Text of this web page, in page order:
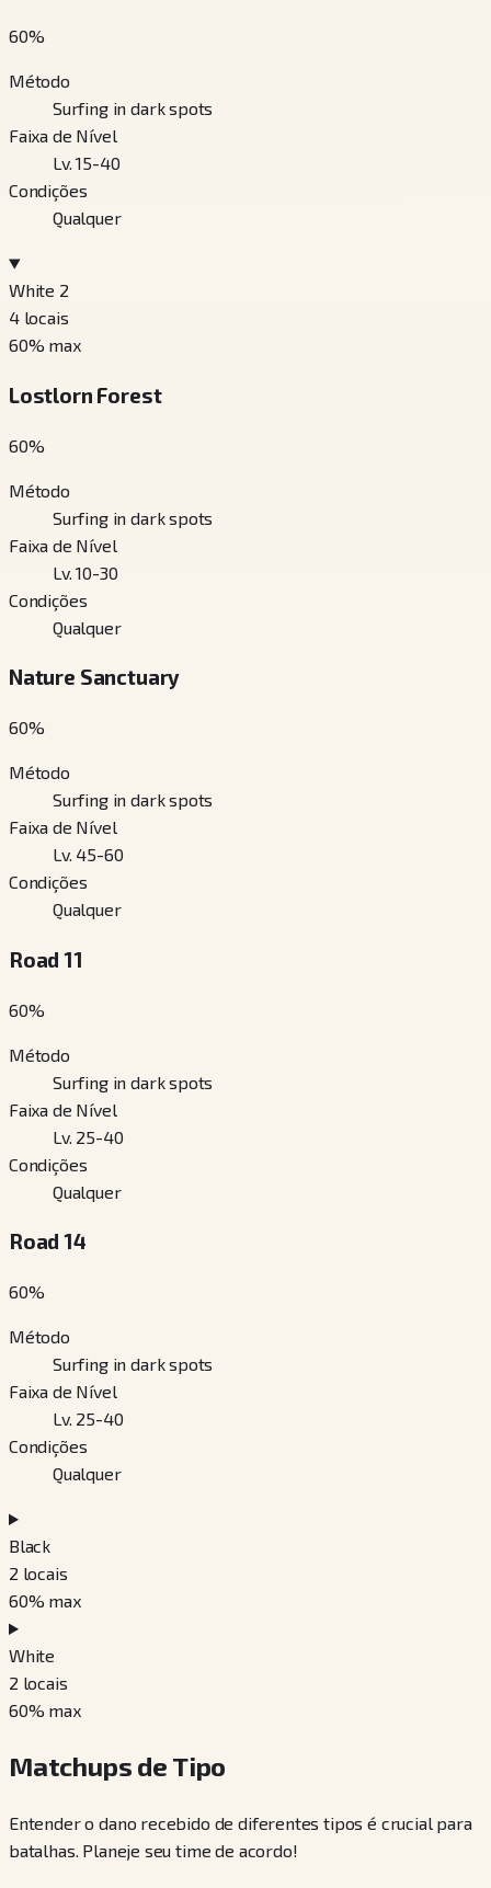
60%
Método
Surfing in dark spots
Faixa de Nível
Lv. 15-40
Condições
Qualquer
White 2
4 locais
60% max
Lostlorn Forest
60%
Método
Surfing in dark spots
Faixa de Nível
Lv. 10-30
Condições
Qualquer
Nature Sanctuary
60%
Método
Surfing in dark spots
Faixa de Nível
Lv. 45-60
Condições
Qualquer
Road 11
60%
Método
Surfing in dark spots
Faixa de Nível
Lv. 25-40
Condições
Qualquer
Road 14
60%
Método
Surfing in dark spots
Faixa de Nível
Lv. 25-40
Condições
Qualquer
Black
2 locais
60% max
White
2 locais
60% max
Matchups de Tipo
Entender o dano recebido de diferentes tipos é crucial para
batalhas. Planeje seu time de acordo!